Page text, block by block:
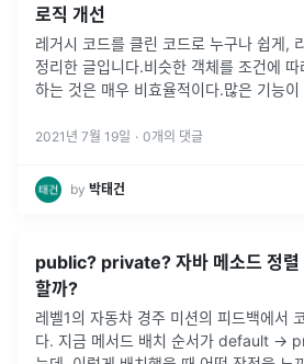
로직 개선
레거시 코드를 클린 코드로 누구나 쉽게,
정리한 글입니다.비슷한 객체를 조건에
하는 것은 매우 비효율적이다.많은 기능
코드의 가독성...
2021년 7월 19일 · 0개의 댓글
by 박태건
public? private? 자바 메소드 정렬
할까?
레벨1의 자동차 경주 미션의 피드백에서
다. 지금 메서드 배치 순서가 default →